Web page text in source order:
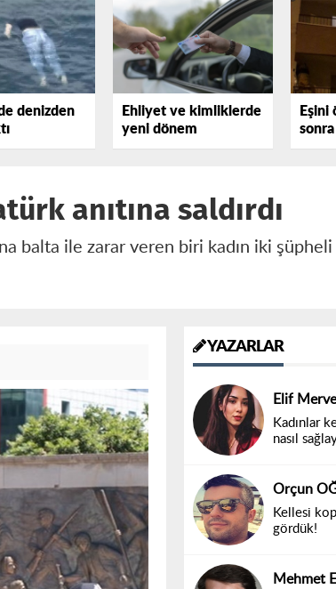
denizden
Ehliyet ve kimliklerde
yeni dönem
Eşini
anıtına saldırdı
balta ile zarar veren biri kadın iki şüpheli
YAZARLAR
Elif
Kadınlar
nasıl
Orçun
Kellesi
gördük!
Mehmet